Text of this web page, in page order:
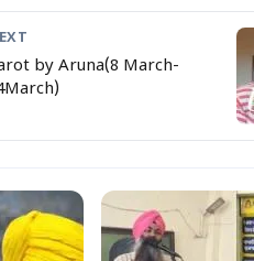
by Aruna(8 March-